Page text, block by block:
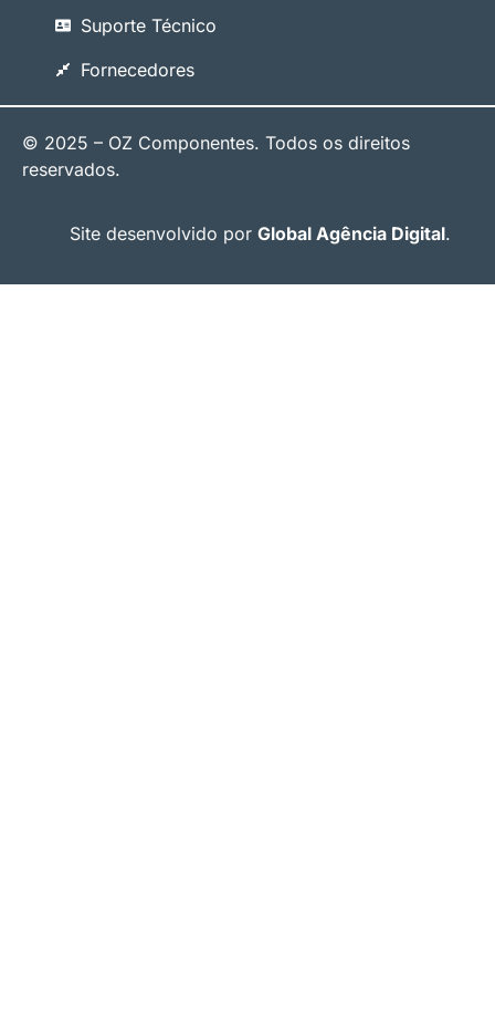
Suporte Técnico
Fornecedores
© 2025 – OZ Componentes. Todos os direitos
reservados.
Site desenvolvido por Global Agência Digital.